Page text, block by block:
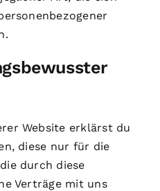
Website erklärst du
diese nur für die
durch diese
Verträge mit uns